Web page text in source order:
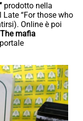
prodotto nella
“For those who
Online è poi
mafia